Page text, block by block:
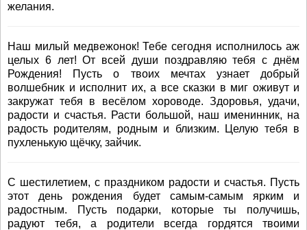
желания.
Наш милый медвежонок! Тебе сегодня исполнилось аж
целых 6 лет! От всей души поздравляю тебя с днём
Рождения! Пусть о твоих мечтах узнает добрый
волшебник и исполнит их, а все сказки в миг оживут и
закружат тебя в весёлом хороводе. Здоровья, удачи,
радости и счастья. Расти большой, наш именинник, на
радость родителям, родным и близким. Целую тебя в
пухленькую щёчку, зайчик.
С шестилетием, с праздником радости и счастья. Пусть
этот день рождения будет самым-самым ярким и
радостным. Пусть подарки, которые ты получишь,
радуют тебя, а родители всегда гордятся твоими